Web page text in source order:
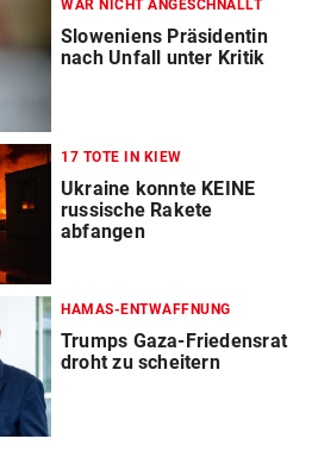
WAR NICHT ANGESCHNALLT
Sloweniens Präsidentin
nach Unfall unter Kritik
17 TOTE IN KIEW
Ukraine konnte KEINE
russische Rakete
abfangen
HAMAS-ENTWAFFNUNG
Trumps Gaza-Friedensrat
droht zu scheitern